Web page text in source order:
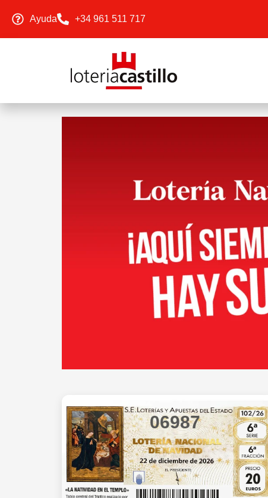
Ayuda +34 961 511 717
06987